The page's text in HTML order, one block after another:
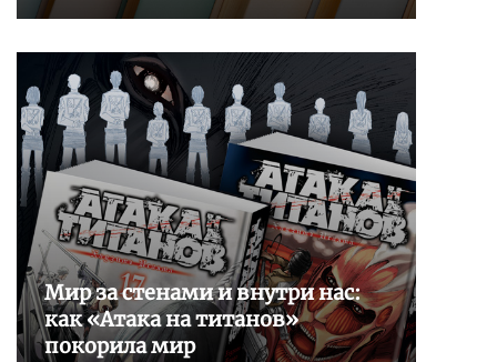
Мир за стенами и внутри нас:
как «Атака на титанов»
покорила мир